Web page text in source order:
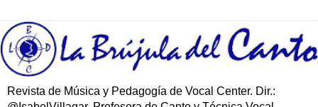
Revista de Música y Pedagogía de Vocal Center. Dir.: